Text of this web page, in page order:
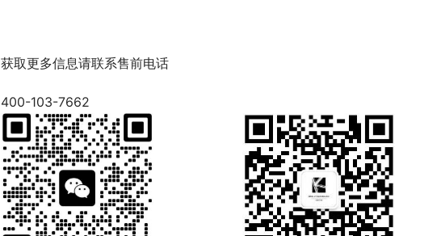
获取更多信息请联系售前电话
400-103-7662